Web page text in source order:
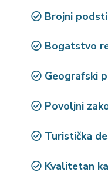
Brojni
Bogatstvo
Geografski
Povoljni
Turistička
Kvalitetan